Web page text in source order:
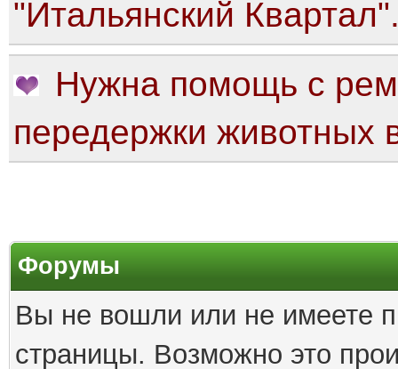
"Итальянский
Нужна помощь с
передержки животных
Форумы
Вы не вошли или не имеете
страницы. Возможно это